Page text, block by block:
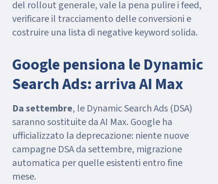
del rollout generale, vale la pena pulire i feed,
verificare il tracciamento delle conversioni e
costruire una lista di negative keyword solida.
Google pensiona le Dynamic
Search Ads: arriva AI Max
Da settembre, le Dynamic Search Ads (DSA)
saranno sostituite da AI Max. Google ha
ufficializzato la deprecazione: niente nuove
campagne DSA da settembre, migrazione
automatica per quelle esistenti entro fine
mese.